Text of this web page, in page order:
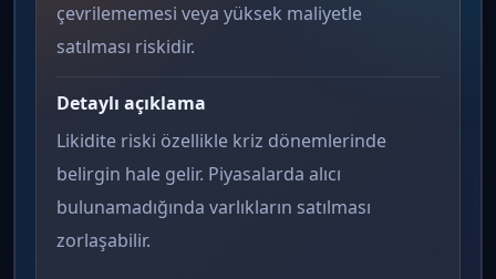
çevrilememesi veya yüksek maliyetle
satılması riskidir.
Detaylı açıklama
Likidite riski özellikle kriz dönemlerinde
belirgin hale gelir. Piyasalarda alıcı
bulunamadığında varlıkların satılması
zorlaşabilir.